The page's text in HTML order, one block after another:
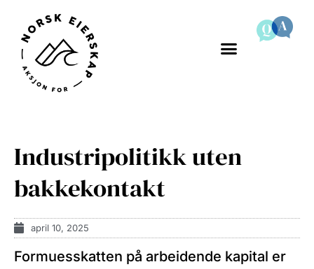
Industripolitikk uten
bakkekontakt
april 10, 2025
Formuesskatten på arbeidende kapital er